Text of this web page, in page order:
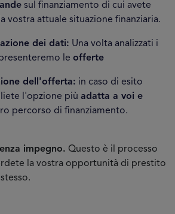
sul finanziamento di cui avete
vostra attuale situazione finanziaria.
dei dati: Una volta analizzati i
le offerte
dell'offerta: in caso di esito
l'opzione più adatta a voi e
percorso di finanziamento.
impegno. Questo è il processo
la vostra opportunità di prestito